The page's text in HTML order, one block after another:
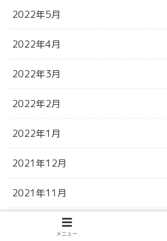
2022年5月
2022年4月
2022年3月
2022年2月
2022年1月
2021年12月
2021年11月
2021年10月
メニュー